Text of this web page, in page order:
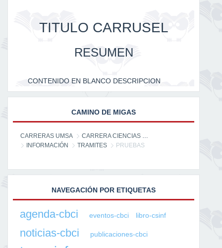
TITULO CARRUSEL
RESUMEN
CONTENIDO EN BLANCO DESCRIPCION
CAMINO DE MIGAS
CARRERAS UMSA
CARRERA CIENCIAS DE LA INFORMACIÓN
INFORMACIÓN
TRAMITES PRUEBAS
NAVEGACIÓN POR ETIQUETAS
agenda-cbci eventos-cbci libro-csinf
noticias-cbci publicaciones-cbci